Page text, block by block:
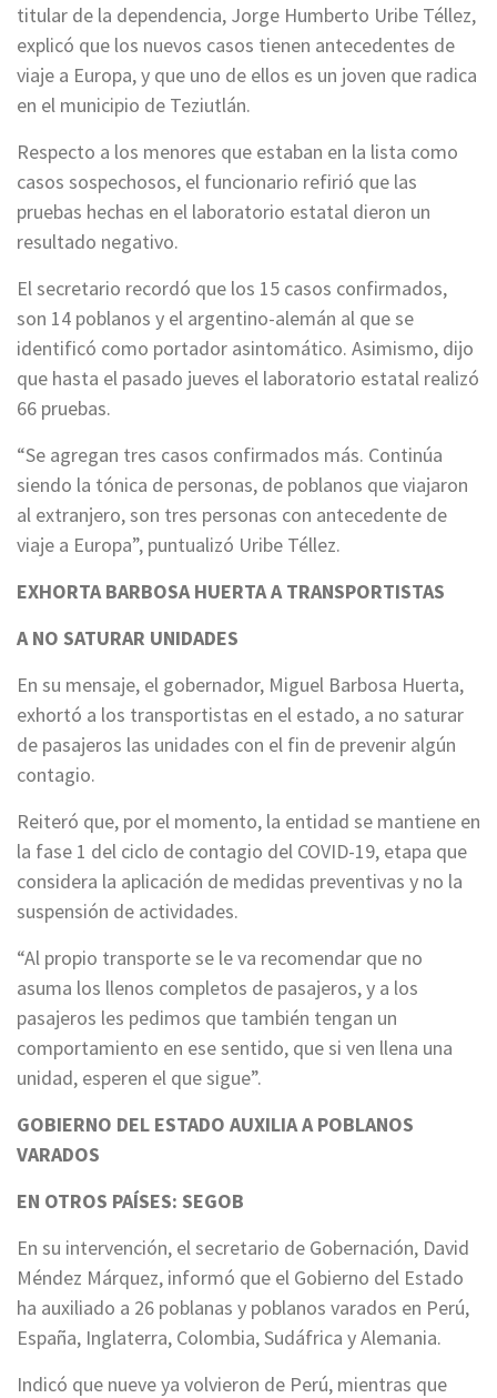
titular de la dependencia, Jorge Humberto Uribe Téllez,
explicó que los nuevos casos tienen antecedentes de
viaje a Europa, y que uno de ellos es un joven que radica
en el municipio de Teziutlán.
Respecto a los menores que estaban en la lista como
casos sospechosos, el funcionario refirió que las
pruebas hechas en el laboratorio estatal dieron un
resultado negativo.
El secretario recordó que los 15 casos confirmados,
son 14 poblanos y el argentino-alemán al que se
identificó como portador asintomático. Asimismo, dijo
que hasta el pasado jueves el laboratorio estatal realizó
66 pruebas.
“Se agregan tres casos confirmados más. Continúa
siendo la tónica de personas, de poblanos que viajaron
al extranjero, son tres personas con antecedente de
viaje a Europa”, puntualizó Uribe Téllez.
EXHORTA BARBOSA HUERTA A TRANSPORTISTAS
A NO SATURAR UNIDADES
En su mensaje, el gobernador, Miguel Barbosa Huerta,
exhortó a los transportistas en el estado, a no saturar
de pasajeros las unidades con el fin de prevenir algún
contagio.
Reiteró que, por el momento, la entidad se mantiene en
la fase 1 del ciclo de contagio del COVID-19, etapa que
considera la aplicación de medidas preventivas y no la
suspensión de actividades.
“Al propio transporte se le va recomendar que no
asuma los llenos completos de pasajeros, y a los
pasajeros les pedimos que también tengan un
comportamiento en ese sentido, que si ven llena una
unidad, esperen el que sigue”.
GOBIERNO DEL ESTADO AUXILIA A POBLANOS
VARADOS
EN OTROS PAÍSES: SEGOB
En su intervención, el secretario de Gobernación, David
Méndez Márquez, informó que el Gobierno del Estado
ha auxiliado a 26 poblanas y poblanos varados en Perú,
España, Inglaterra, Colombia, Sudáfrica y Alemania.
Indicó que nueve ya volvieron de Perú, mientras que